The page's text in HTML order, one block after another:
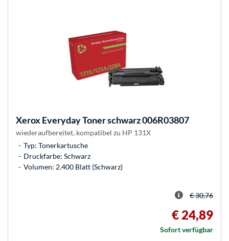
XeroxEveryday Toner schwarz 006R03807
wiederaufbereitet, kompatibel zu HP 131X
Typ: Tonerkartusche
Druckfarbe: Schwarz
Volumen: 2.400 Blatt (Schwarz)
€ 30,76
€ 24,89
Sofort verfügbar